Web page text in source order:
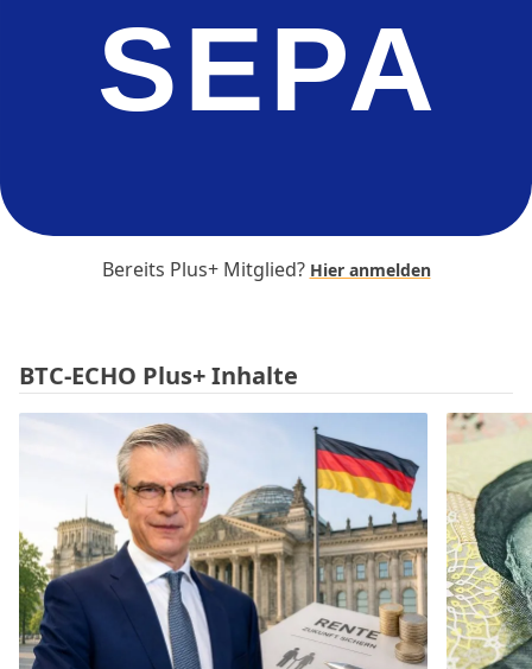
SEPA
Bereits Plus+ Mitglied? Hier anmelden
BTC-ECHO Plus+ Inhalte